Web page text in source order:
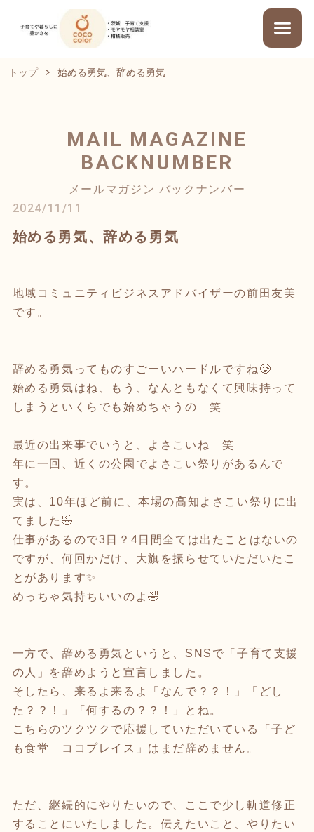
トップ 始める勇気、辞める勇気
MAIL MAGAZINE
BACKNUMBER
メールマガジン バックナンバー
2024/11/11
始める勇気、辞める勇気
地域コミュニティビジネスアドバイザーの前田友美
です。
辞める勇気ってものすごーいハードルですね🥲
始める勇気はね、もう、なんともなくて興味持って
しまうといくらでも始めちゃうの 笑
最近の出来事でいうと、よさこいね 笑
年に一回、近くの公園でよさこい祭りがあるんで
す。
実は、10年ほど前に、本場の高知よさこい祭りに出
てました🤣
仕事があるので3日？4日間全ては出たことはないの
ですが、何回かだけ、大旗を振らせていただいたこ
とがあります✨
めっちゃ気持ちいいのよ🤣
一方で、辞める勇気というと、SNSで「子育て支援
の人」を辞めようと宣言しました。
そしたら、来るよ来るよ「なんで？？！」「どし
た？？！」「何するの？？！」とね。
こちらのツクツクで応援していただいている「子ど
も食堂 ココプレイス」はまだ辞めません。
ただ、継続的にやりたいので、ここで少し軌道修正
することにいたしました。伝えたいこと、やりたい